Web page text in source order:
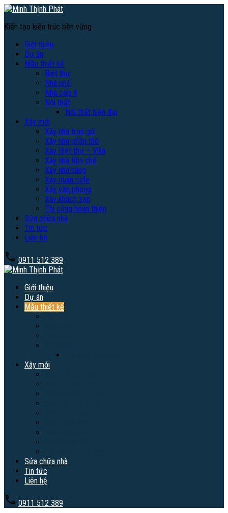
Kiến tạo kiến trúc bền vững
Giới thiệu
Dự án
Mẫu thiết kế
Biệt thự
Nhà phố
Nhà cấp 4
Nội thất
Nội thất hiện đại
Xây mới
Xây nhà trọn gói
Xây nhà phần thô
Xây Biệt thự – Villa
Xây nhà tiền chế
Xây nhà hàng
Xây quán cafe
Xây văn phòng
Xây khách sạn
Thi công hoàn thiện
Sửa chữa nhà
Tin tức
Liên hệ
0911 512 389
Giới thiệu
Dự án
Mẫu thiết kế
Xây mới
Sửa chữa nhà
Tin tức
Liên hệ
0911 512 389